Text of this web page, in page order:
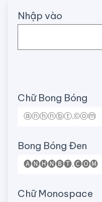
Nhập vào
Chữ Bong Bóng
Bong Bóng Đen
Chữ Monospace